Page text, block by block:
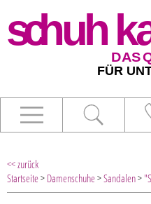
<< zurück
Startseite> Damenschuhe>Sandalen>